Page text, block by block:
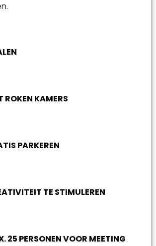
ROKEN KAMERS
PARKEREN
TE STIMULEREN
25 PERSONEN VOOR MEETING